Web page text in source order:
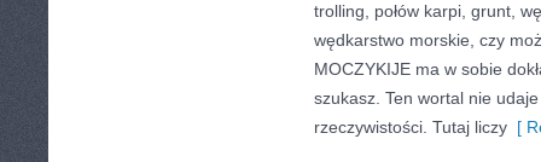
trolling, połów karpi, grunt,
wędkarstwo morskie, czy
MOCZYKIJE ma w sobie
szukasz. Ten wortal nie
rzeczywistości. Tutaj liczy [